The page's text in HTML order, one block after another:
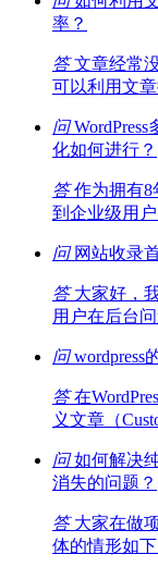
率？
答文章经常
可以利用文章
问
化如何进行？
答作为拥有8
到企业级用户
问 网站收录
答大家好，
用户在后台
问wordpress
答在
义文章（
问如何解决
消失的问题？
答大家在做
体的情形如